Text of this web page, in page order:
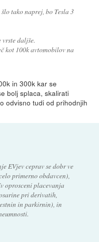
tako naprej, bo Tesla 3
daljše.
kot 100k avtomobilov na
in 300k kar se
bolj splaca, skalirati
odvisno tudi od prihodnjih
EVjev ceprav se dobr ve
primerno obdavcen),
oprosceni placevanja
pri derivatih,
in parkirnin), in